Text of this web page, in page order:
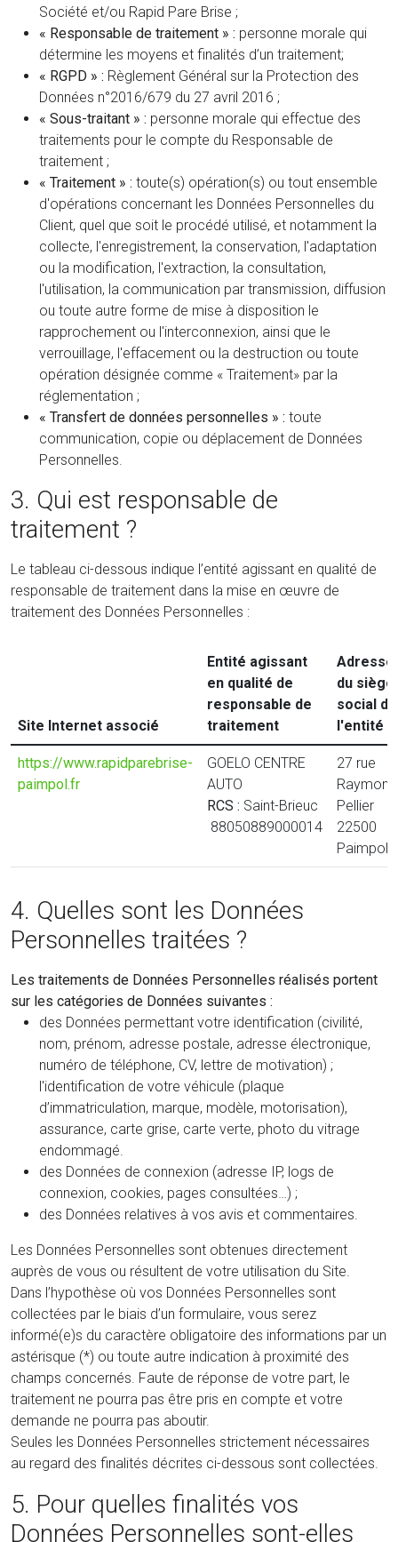
Société et/ou Rapid Pare Brise ;
« Responsable de traitement » : personne morale qui
détermine les moyens et finalités d’un traitement;
« RGPD » : Règlement Général sur la Protection des
Données n°2016/679 du 27 avril 2016 ;
« Sous-traitant » : personne morale qui effectue des
traitements pour le compte du Responsable de
traitement ;
« Traitement » : toute(s) opération(s) ou tout ensemble
d'opérations concernant les Données Personnelles du
Client, quel que soit le procédé utilisé, et notamment la
collecte, l'enregistrement, la conservation, l'adaptation
ou la modification, l'extraction, la consultation,
l'utilisation, la communication par transmission, diffusion
ou toute autre forme de mise à disposition le
rapprochement ou l'interconnexion, ainsi que le
verrouillage, l'effacement ou la destruction ou toute
opération désignée comme « Traitement» par la
réglementation ;
« Transfert de données personnelles » : toute
communication, copie ou déplacement de Données
Personnelles.
3. Qui est responsable de
traitement ?
Le tableau ci-dessous indique l’entité agissant en qualité de
responsable de traitement dans la mise en œuvre de
traitement des Données Personnelles :
Site Internet associé
Entité agissant
en qualité de
responsable de
traitement
Adresse
du siège
social de
l'entité
https://www.rapidparebrise-
paimpol.fr
GOELO CENTRE
AUTO
RCS : Saint-Brieuc
88050889000014
27 rue
Raymond
Pellier
22500
Paimpol
4. Quelles sont les Données
Personnelles traitées ?
Les traitements de Données Personnelles réalisés portent
sur les catégories de Données suivantes :
des Données permettant votre identification (civilité,
nom, prénom, adresse postale, adresse électronique,
numéro de téléphone, CV, lettre de motivation) ;
l'identification de votre véhicule (plaque
d’immatriculation, marque, modèle, motorisation),
assurance, carte grise, carte verte, photo du vitrage
endommagé.
des Données de connexion (adresse IP, logs de
connexion, cookies, pages consultées…) ;
des Données relatives à vos avis et commentaires.
Les Données Personnelles sont obtenues directement
auprès de vous ou résultent de votre utilisation du Site.
Dans l’hypothèse où vos Données Personnelles sont
collectées par le biais d’un formulaire, vous serez
informé(e)s du caractère obligatoire des informations par un
astérisque (*) ou toute autre indication à proximité des
champs concernés. Faute de réponse de votre part, le
traitement ne pourra pas être pris en compte et votre
demande ne pourra pas aboutir.
Seules les Données Personnelles strictement nécessaires
au regard des finalités décrites ci-dessous sont collectées.
5. Pour quelles finalités vos
Données Personnelles sont-elles